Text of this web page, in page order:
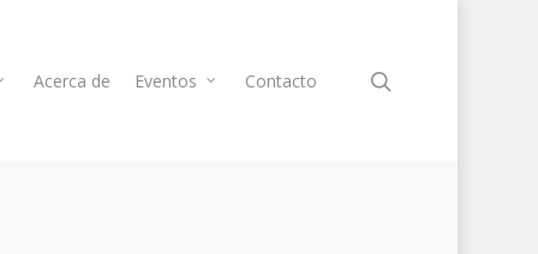
Acerca de Eventos Contacto